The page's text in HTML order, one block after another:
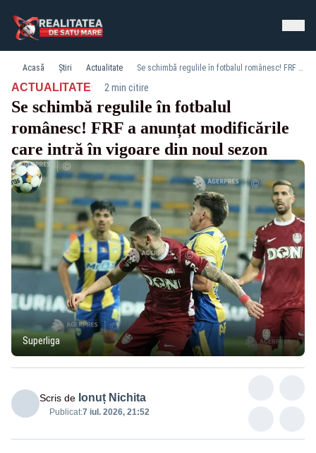
Acasă Știri Actualitate Se schimbă regulile în fotbalul românesc! FRF a anunțat modificările care intră în vigoare din noul sezon
ACTUALITATE· 2 min citire
Se schimbă regulile în fotbalul
românesc! FRF a anunțat modificările
care intră în vigoare din noul sezon
Superliga
Scris de Ionuț Nichita
Publicat:7 iul. 2026, 21:52